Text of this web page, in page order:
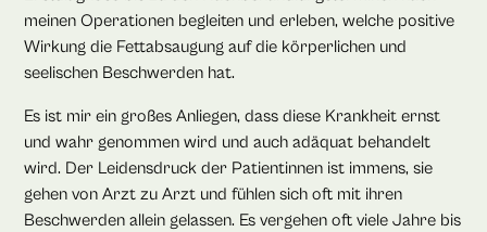
meinen Operationen begleiten und erleben, welche positive
Wirkung die Fettabsaugung auf die körperlichen und
seelischen Beschwerden hat.
Es ist mir ein großes Anliegen, dass diese Krankheit ernst
und wahr genommen wird und auch adäquat behandelt
wird. Der Leidensdruck der Patientinnen ist immens, sie
gehen von Arzt zu Arzt und fühlen sich oft mit ihren
Beschwerden allein gelassen. Es vergehen oft viele Jahre bis